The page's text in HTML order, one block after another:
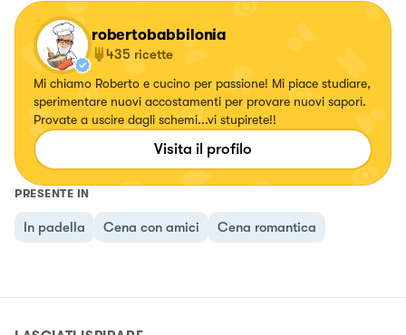
robertobabbilonia
435 ricette
Mi chiamo Roberto e cucino per passione! Mi piace studiare,
sperimentare nuovi accostamenti per provare nuovi sapori.
Provate a uscire dagli schemi...vi stupirete!!
Visita il profilo
PRESENTE IN
In padella Cena con amici Cena romantica